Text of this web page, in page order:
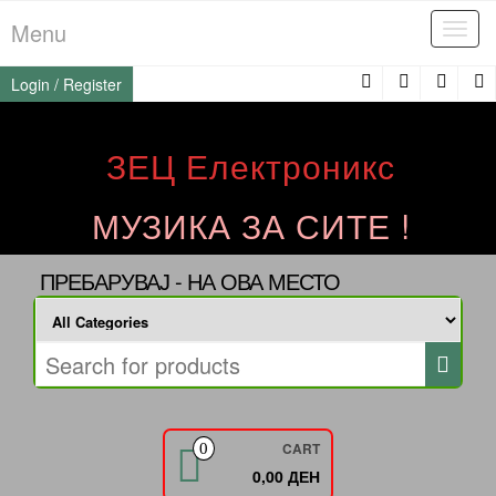
to
the
content
Menu
Login / Register
ЗЕЦ Електроникс
МУЗИКА ЗА СИТЕ !
ПРЕБАРУВАЈ - НА ОВА МЕСТО
0 CART
0,00 ДЕН